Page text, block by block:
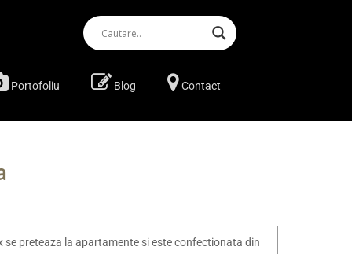
Portofoliu Blog Contact
preteaza la apartamente si este confectionata din